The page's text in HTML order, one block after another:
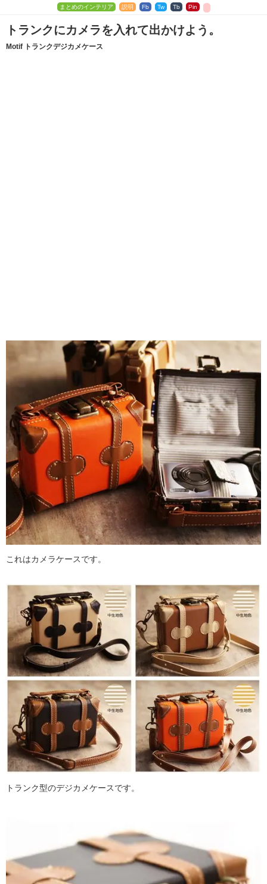
まとめのインテリア 説明 Fb Tw Tb Pin
トランクにカメラを入れて出かけよう。
Motif トランクデジカメケース
これはカメラケースです。
トランク型のデジカメケースです。